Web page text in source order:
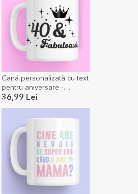
Cană personalizată cu text
pentru aniversare -
Fabuloasă
36,99 Lei